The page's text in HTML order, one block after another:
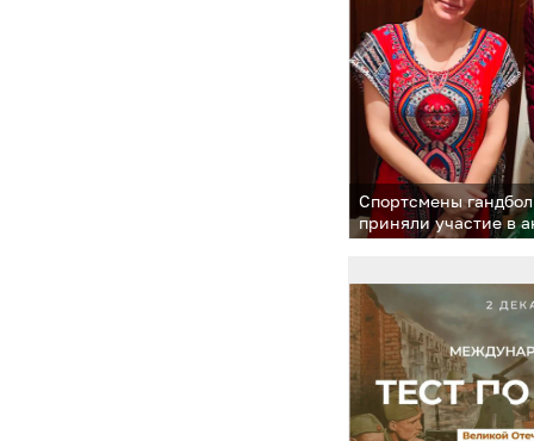
Спортсмены
приняли участие в
всемирного дня